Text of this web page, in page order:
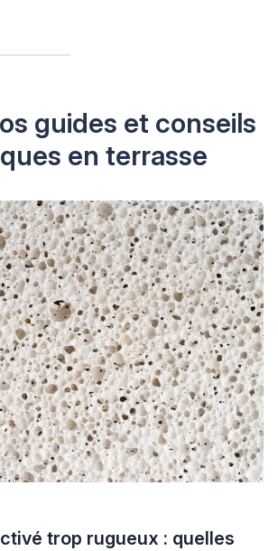
guides et conseils
en terrasse
trop rugueux : quelles